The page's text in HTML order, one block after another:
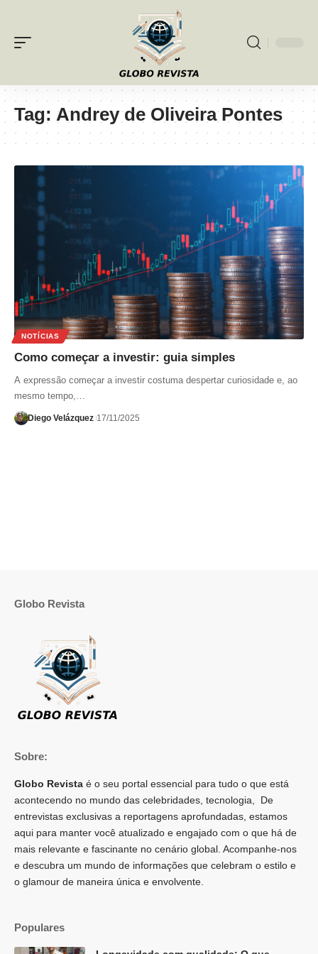
Tag: Andrey de Oliveira Pontes
NOTÍCIAS
Como começar a investir: guia simples
A expressão começar a investir costuma despertar curiosidade e, ao
mesmo tempo,…
Diego Velázquez 17/11/2025
Globo Revista
Sobre:
Globo Revista é o seu portal essencial para tudo o que está
acontecendo no mundo das celebridades, tecnologia, De
entrevistas exclusivas a reportagens aprofundadas, estamos
aqui para manter você atualizado e engajado com o que há de
mais relevante e fascinante no cenário global. Acompanhe-nos
e descubra um mundo de informações que celebram o estilo e
o glamour de maneira única e envolvente.
Populares